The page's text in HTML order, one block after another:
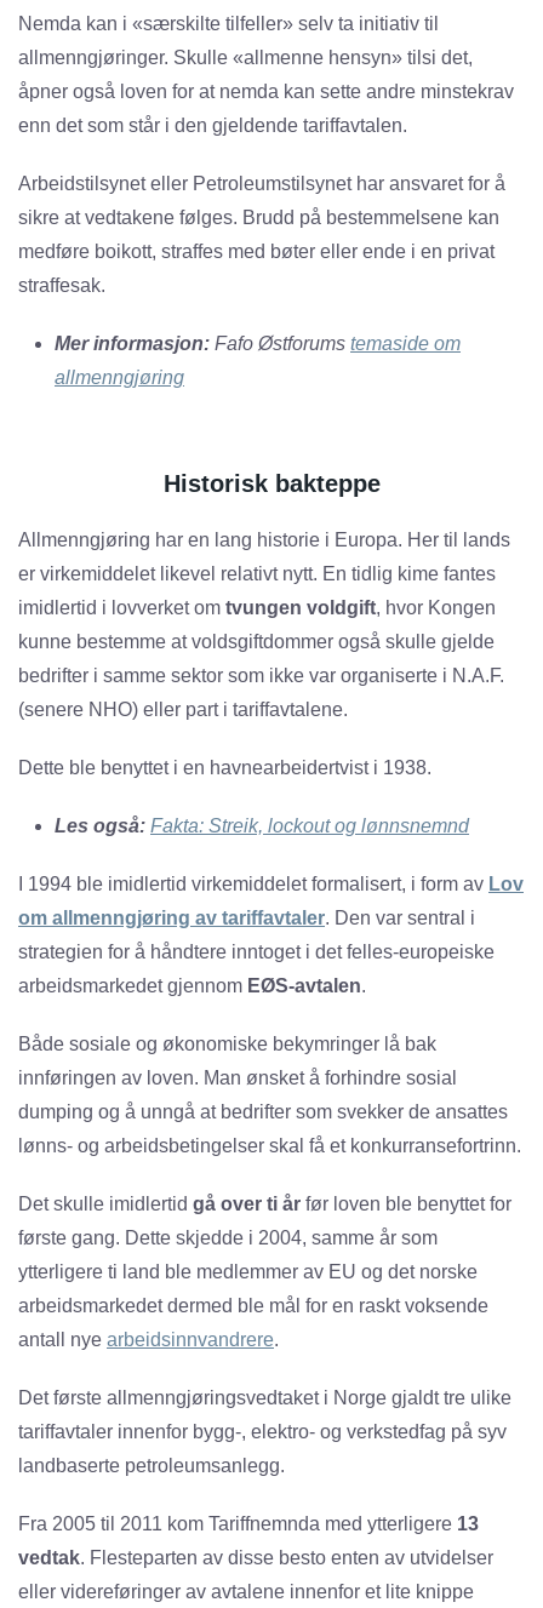
Nemda kan i «særskilte tilfeller» selv ta initiativ til
allmenngjøringer. Skulle «allmenne hensyn» tilsi det,
åpner også loven for at nemda kan sette andre minstekrav
enn det som står i den gjeldende tariffavtalen.
Arbeidstilsynet eller Petroleumstilsynet har ansvaret for å
sikre at vedtakene følges. Brudd på bestemmelsene kan
medføre boikott, straffes med bøter eller ende i en privat
straffesak.
Mer informasjon: Fafo Østforums temaside om
allmenngjøring
Historisk bakteppe
Allmenngjøring har en lang historie i Europa. Her til lands
er virkemiddelet likevel relativt nytt. En tidlig kime fantes
imidlertid i lovverket om tvungen voldgift, hvor Kongen
kunne bestemme at voldsgiftdommer også skulle gjelde
bedrifter i samme sektor som ikke var organiserte i N.A.F.
(senere NHO) eller part i tariffavtalene.
Dette ble benyttet i en havnearbeidertvist i 1938.
Les også: Fakta: Streik, lockout og lønnsnemnd
I 1994 ble imidlertid virkemiddelet formalisert, i form av Lov
om allmenngjøring av tariffavtaler. Den var sentral i
strategien for å håndtere inntoget i det felles-europeiske
arbeidsmarkedet gjennom EØS-avtalen.
Både sosiale og økonomiske bekymringer lå bak
innføringen av loven. Man ønsket å forhindre sosial
dumping og å unngå at bedrifter som svekker de ansattes
lønns- og arbeidsbetingelser skal få et konkurransefortrinn.
Det skulle imidlertid gå over ti år før loven ble benyttet for
første gang. Dette skjedde i 2004, samme år som
ytterligere ti land ble medlemmer av EU og det norske
arbeidsmarkedet dermed ble mål for en raskt voksende
antall nye arbeidsinnvandrere.
Det første allmenngjøringsvedtaket i Norge gjaldt tre ulike
tariffavtaler innenfor bygg-, elektro- og verkstedfag på syv
landbaserte petroleumsanlegg.
Fra 2005 til 2011 kom Tariffnemnda med ytterligere 13
vedtak. Flesteparten av disse besto enten av utvidelser
eller videreføringer av avtalene innenfor et lite knippe